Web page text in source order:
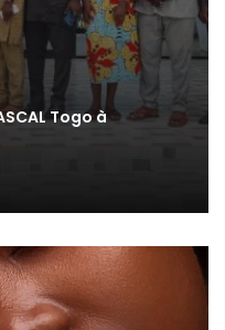
Togo à